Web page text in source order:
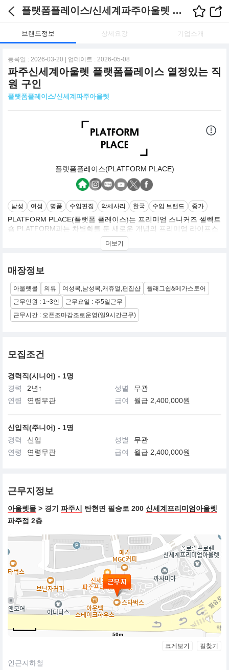
플랫폼플레이스/신세계파주아울렛 채용정보
브랜드정보 상세요강 기업소개
등록일 : 2026-03-20 | 업데이트 : 2026-05-08
파주신세계아울렛 플랫폼플레이스 열정있는 직
원 구인
플랫폼플레이스/신세계파주아울렛
플랫폼플레이스(PLATFORM PLACE)
남성 여성 명품 수입편집 악세사리 한국 수입 브랜드 중가
PLATFORM PLACE(플랫폼 플레이스)는 프리미엄 스니커즈 셀렉트
숍 PLATFORM과는 차별화를 둔 새로운 개념의 프리미엄 라이프스
타일 셀렉트 숍입니다. 2009년 10월 도산공원점으로 시작한
PLATFORM PLACE는트렌드에 구애 받지 않고 시간이 지나도 소장
또한, 2012년에 오픈한 홍대점은 PLATFORM PLACE 629라는 문
화 전시 프로그램을 운영하여, 신인 아티스트들을 꾸준히 소개하는
동시에 다양한 예술을 선보이고 있습니다.
2014년 현재, 도산공원점을 포함 명동점, 홍대점, 한남점 4개 지점
을 운영하고 있으며 시간을 두고 보아도 가치 있고 소장하고 싶은 브
랜드 및 제품 위주로 소개하고 있습니다.
더보기
매장정보
아울렛몰 의류 여성복,남성복,캐쥬얼,편집샵
플래그쉽&메가스토어
근무인원 : 1~3인
근무요일 : 주5일근무
근무시간 : 오픈조마감조로운영(일9시간근무)
모집조건
경력직(시니어) - 1명
경력
2년↑ 성별
무관
연령
연령무관 급여 월급 2,400,000원
신입직(주니어) - 1명
경력
신입 성별
무관
연령
연령무관 급여 월급 2,400,000원
근무지정보
아울렛몰 > 경기 파주시 탄현면 필승로 200 신세계프리미엄아울렛
파주점 2층
50m
크게보기 길찾기
인근지하철